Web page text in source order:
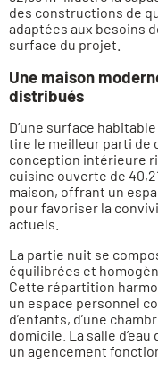
des constructions de
adaptées aux besoins
surface du projet.
Une maison
distribués
D’une surface
tire le meilleur parti de
conception intérieure
cuisine ouverte de
maison, offrant un
pour favoriser la
actuels.
La partie nuit se
équilibrées et
Cette répartition
un espace personnel
d’enfants, d’une
domicile. La salle d’eau
un agencement